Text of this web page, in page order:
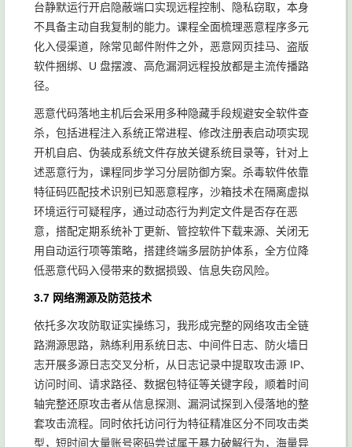
台静默运行开启隐蔽端口实现远程控制、隐私窃取，本身
不具备主动自我复制的能力。课程全面梳理恶意程序多元
化入侵渠道，除常见邮件附件之外，恶意网页挂马、盗版
软件捆绑、U 盘摆渡、高危漏洞远程投放都是主流传播路
径。
恶意代码落地主机后会采用多种隐藏手段规避安全软件查
杀，包括进程注入系统正常进程、修改注册表启动项实现
开机自启、伪装成系统文件存放关键系统目录等，针对上
述恶意行为，课程同步学习分层防御方案。杀毒软件依靠
特征码匹配技术识别已知恶意程序，沙箱技术在隔离虚拟
环境运行可疑程序，通过动态行为判定文件是否存在恶
意，搭配定期系统补丁更新、管控软件下载来源、关闭无
用自动运行项等策略，搭建终端多层防护体系，全方位降
低恶意代码入侵带来的数据损毁、信息失窃风险。
3.7 网络溯源及防范技术
依托多次攻防取证实操练习，我形成完整的网络攻击全链
路溯源思路，熟练利用系统日志、中间件日志、防火墙日
志开展多源日志交叉分析，从日志记录中提取攻击源 IP、
访问时间、请求路径、数据包特征等关键字段，顺着时间
轴完整还原攻击者从信息探测、漏洞试探到入侵落地的整
套攻击流程。同时依托访问行为特征精准区分不同攻击类
型，短时间大量账号密码尝试属于暴力破解行为，海量异